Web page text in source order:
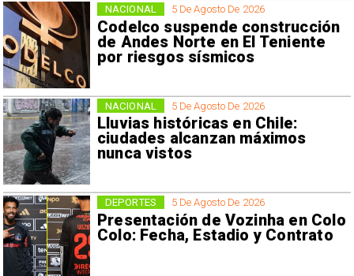
5 De Agosto De 2026
Codelco suspende construcción
de Andes Norte en El Teniente
por riesgos sísmicos
NACIONAL
5 De Agosto De 2026
Lluvias históricas en Chile:
ciudades alcanzan máximos
nunca vistos
NACIONAL
5 De Agosto De 2026
Presentación de Vozinha en Colo
Colo: Fecha, Estadio y Contrato
DEPORTES